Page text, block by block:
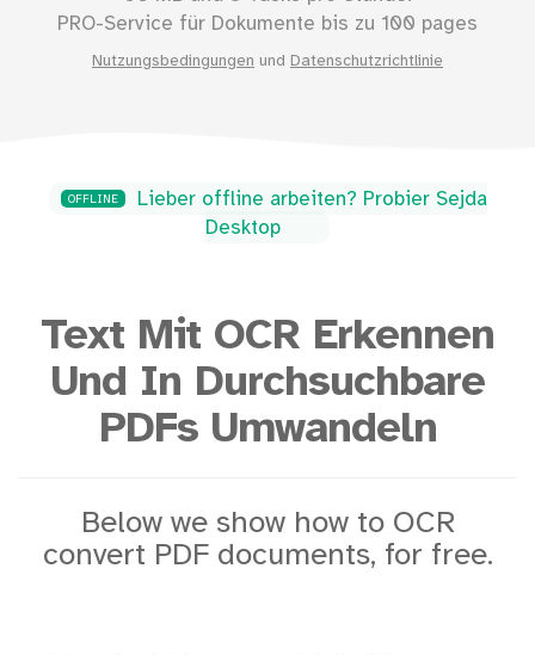
PRO-Service für Dokumente bis zu 100 pages
Nutzungsbedingungen und Datenschutzrichtlinie
OFFLINE
Lieber offline arbeiten? Probier Sejda
Desktop
Text Mit OCR Erkennen
Und In Durchsuchbare
PDFs Umwandeln
Below we show how to OCR
convert PDF documents, for free.